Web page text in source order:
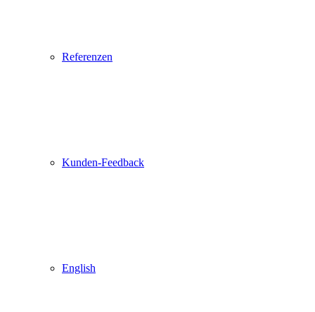
Referenzen
Kunden-Feedback
English